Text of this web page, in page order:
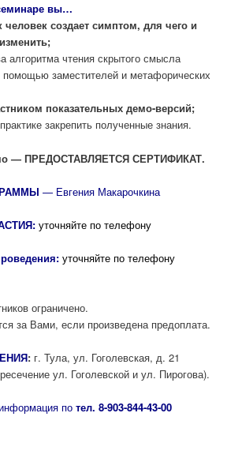
вы…
человек создает симптом, для чего и
алгоритма чтения скрытого смысла
заместителей и метафорических
показательных демо-версий;
закрепить полученные знания.
— ПРЕДОСТАВЛЯЕТСЯ СЕРТИФИКАТ.
— Евгения Макарочкина
уточняйте по телефону
уточняйте по телефону
ограничено.
за Вами, если произведена предоплата.
: г. Тула, ул. Гоголевская, д. 21
ул. Гоголевской и ул. Пирогова).
потел. 8-903-844-43-00